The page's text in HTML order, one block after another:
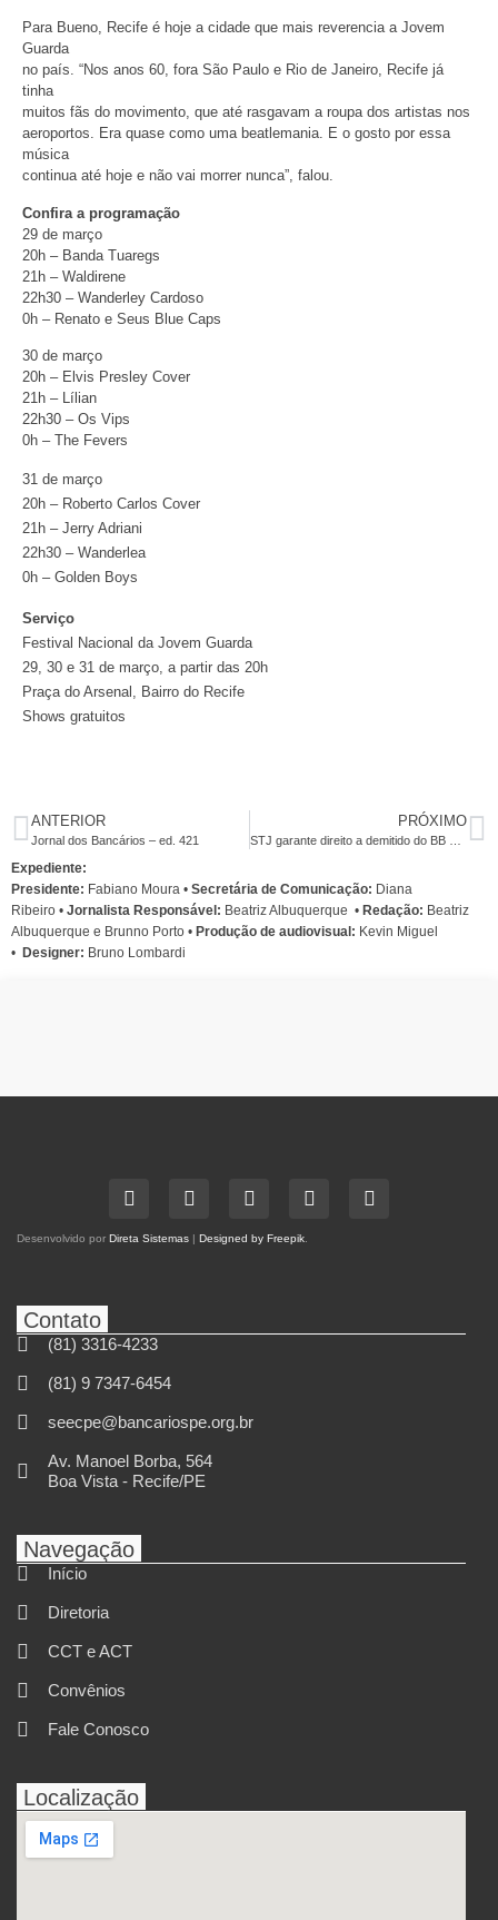
Para Bueno, Recife é hoje a cidade que mais reverencia a Jovem
Guarda
no país. “Nos anos 60, fora São Paulo e Rio de Janeiro, Recife já
tinha
muitos fãs do movimento, que até rasgavam a roupa dos artistas nos
aeroportos. Era quase como uma beatlemania. E o gosto por essa
música
continua até hoje e não vai morrer nunca”, falou.
Confira a programação
29 de março
20h – Banda Tuaregs
21h – Waldirene
22h30 – Wanderley Cardoso
0h – Renato e Seus Blue Caps
30 de março
20h – Elvis Presley Cover
21h – Lílian
22h30 – Os Vips
0h – The Fevers
31 de março
20h – Roberto Carlos Cover
21h – Jerry Adriani
22h30 – Wanderlea
0h – Golden Boys
Serviço
Festival Nacional da Jovem Guarda
29, 30 e 31 de março, a partir das 20h
Praça do Arsenal, Bairro do Recife
Shows gratuitos
ANTERIOR
Jornal dos Bancários – ed. 421
PRÓXIMO
Expediente:
Presidente: Fabiano Moura • Secretária de Comunicação: Diana
Ribeiro • Jornalista Responsável: Beatriz Albuquerque • Redação: Beatriz
Albuquerque e Brunno Porto • Produção de audiovisual: Kevin Miguel
• Designer: Bruno Lombardi
Desenvolvido por Direta Sistemas | Designed by Freepik
Contato
(81) 3316-4233
(81) 9 7347-6454
seecpe@bancariospe.org.br
Av. Manoel Borba, 564
Boa Vista - Recife/PE
Navegação
Início
Diretoria
CCT e ACT
Convênios
Fale Conosco
Localização